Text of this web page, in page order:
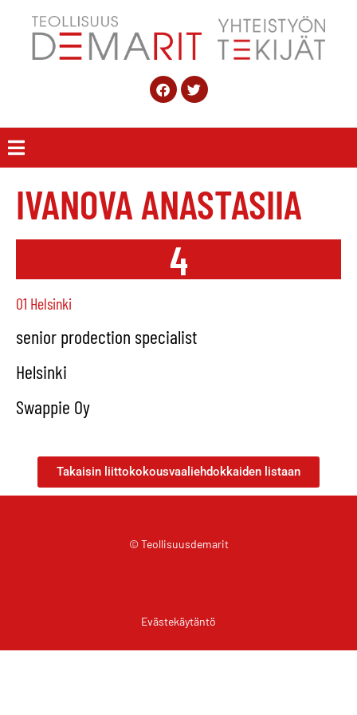
IVANOVA ANASTASIIA
4
01 Helsinki
senior prodection specialist
Helsinki
Swappie Oy
Takaisin liittokokousvaaliehdokkaiden listaan
© Teollisuusdemarit
Evästekäytäntö